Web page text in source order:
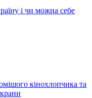
і чи можна себе
кінохлопчика та